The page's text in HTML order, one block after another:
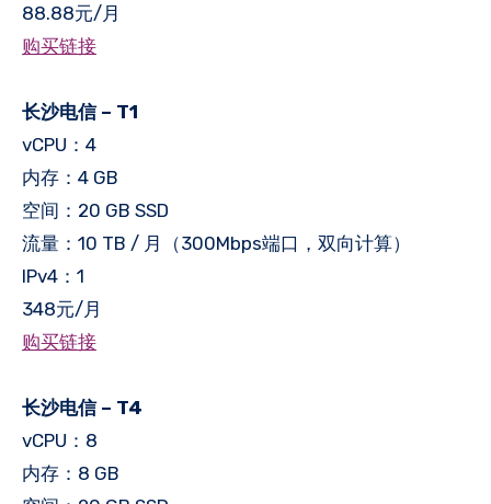
88.88元/月
购买链接
长沙电信 – T1
vCPU：4
内存：4 GB
空间：20 GB SSD
流量：10 TB / 月（300Mbps端口，双向计算）
IPv4：1
348元/月
购买链接
长沙电信 – T4
vCPU：8
内存：8 GB